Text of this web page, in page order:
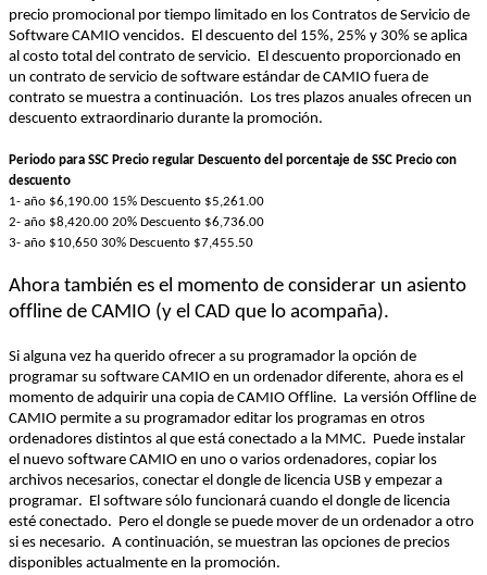
precio promocional por tiempo limitado en los Contratos de Servicio de
Software CAMIO vencidos. El descuento del 15%, 25% y 30% se aplica
al costo total del contrato de servicio. El descuento proporcionado en
un contrato de servicio de software estándar de CAMIO fuera
contrato se muestra a continuación. Los tres plazos anuales ofrecen
descuento extraordinario durante la promoción.
Periodo para SSC Precio regular Descuento del porcentaje de SSC Precio
descuento
1- año $6,190.00 15% Descuento $5,261.00
2- año $8,420.00 20% Descuento $6,736.00
3- año $10,650 30% Descuento $7,455.50
Ahora también es el momento de considerar un asiento
offline de CAMIO (y el CAD que lo acompaña).
Si alguna vez ha querido ofrecer a su programador la opción
programar su software CAMIO en un ordenador diferente, ahora es el
momento de adquirir una copia de CAMIO Offline. La versión Offline de
CAMIO permite a su programador editar los programas en otros
ordenadores distintos al que está conectado a la MMC. Puede instalar
el nuevo software CAMIO en uno o varios ordenadores, copiar los
archivos necesarios, conectar el dongle de licencia USB y empezar
programar. El software sólo funcionará cuando el dongle de licencia
esté conectado. Pero el dongle se puede mover de un ordenador a otro
si es necesario. A continuación, se muestran las opciones de precios
disponibles actualmente en la promoción.